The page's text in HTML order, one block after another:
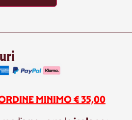
MINIMO € 35,00